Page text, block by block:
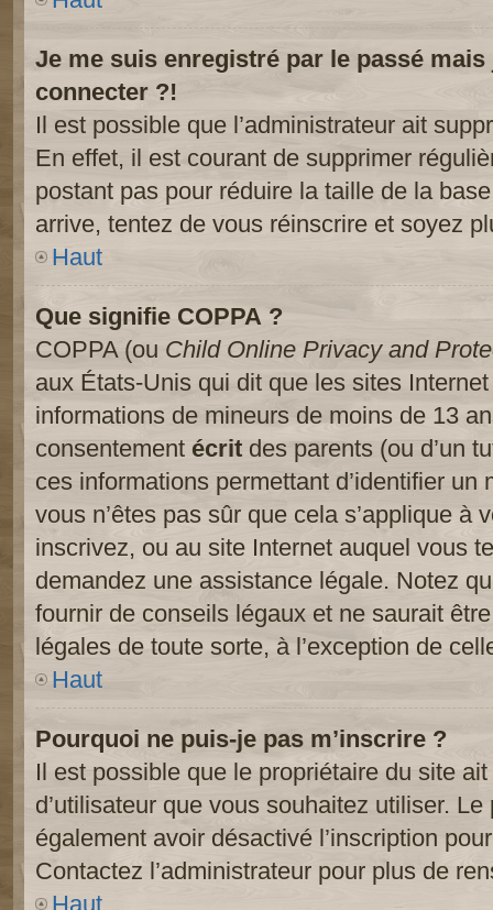
Je me suis enregistré par le passé
connecter ?!
Il est possible que l’administrateur ait
En effet, il est courant de supprimer
postant pas pour réduire la taille de la
arrive, tentez de vous réinscrire et soyez
Haut
Que signifie COPPA ?
COPPA (ou Child Online Privacy and
aux États-Unis qui dit que les sites
informations de mineurs de moins de 13
consentement écrit des parents (ou d’un
ces informations permettant d’identifier
vous n’êtes pas sûr que cela s’applique à
inscrivez, ou au site Internet auquel vous
demandez une assistance légale. Notez
fournir de conseils légaux et ne saurait
légales de toute sorte, à l’exception de
Haut
Pourquoi ne puis-je pas m’inscrire ?
Il est possible que le propriétaire du site
d’utilisateur que vous souhaitez utiliser.
également avoir désactivé l’inscription
Contactez l’administrateur pour plus de
Haut